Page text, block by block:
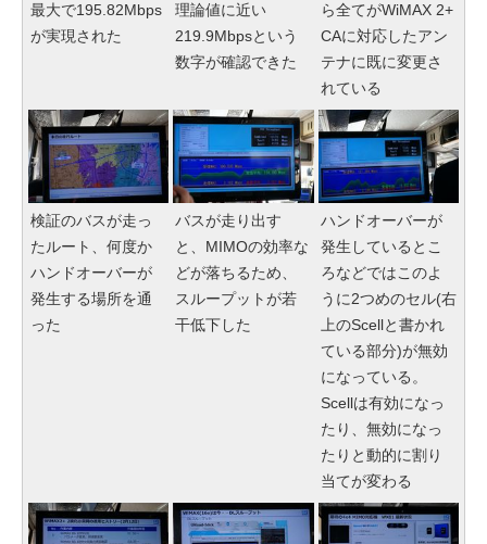
最大で195.82Mbps
が実現された
理論値に近い
219.9Mbpsという
数字が確認できた
ら全てがWiMAX 2+
CAに対応したアン
テナに既に変更さ
れている
検証のバスが走っ
たルート、何度か
ハンドオーバーが
発生する場所を通
った
バスが走り出す
と、MIMOの効率な
どが落ちるため、
スループットが若
干低下した
ハンドオーバーが
発生しているとこ
ろなどではこのよ
うに2つめのセル(右
上のScellと書かれ
ている部分)が無効
になっている。
Scellは有効になっ
たり、無効になっ
たりと動的に割り
当てが変わる